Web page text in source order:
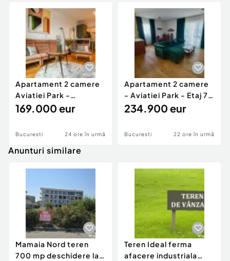
Apartament 2 camere
Aviatiei Park -
Amenajat Modern -
169.000 eur
Bucuresti 24 ore în urmă
Apartament 2 camere
- Aviatiei Park - Etaj 7 -
Mobilat - ...
234.900 eur
Bucuresti 22 ore în urmă
Anunturi similare
Mamaia Nord teren
700 mp deschidere la
Teren Ideal ferma
afacere industriala